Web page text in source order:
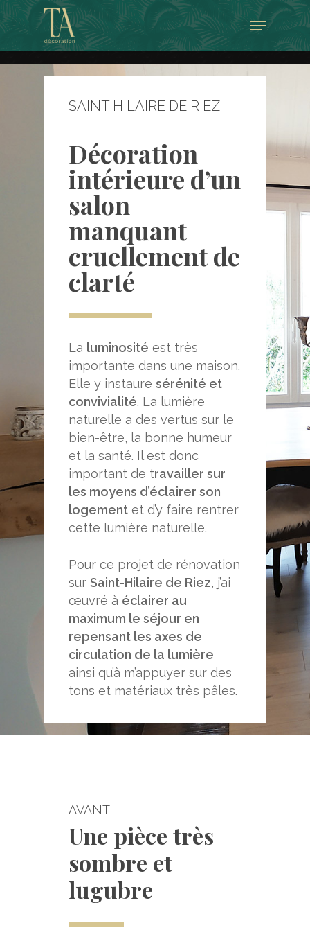
Skip
to
main
content
Menu
SAINT HILAIRE DE RIEZ
Décoration
intérieure d’un
salon
manquant
cruellement de
clarté
La luminosité est très
importante dans une maison.
Elle y instaure sérénité et
convivialité. La lumière
naturelle a des vertus sur le
bien-être, la bonne humeur
et la santé. Il est donc
important de travailler sur
les moyens d’éclairer son
logementet d’y faire rentrer
cette lumière naturelle.
Pour ce projet de rénovation
sur Saint-Hilaire de Riez, j’ai
œuvré à éclairer au
maximum le séjour en
repensant les axes de
circulation de la lumière
ainsi qu’à m’appuyer sur des
tons et matériaux très pâles.
AVANT
Une pièce très
sombre et
lugubre
Close